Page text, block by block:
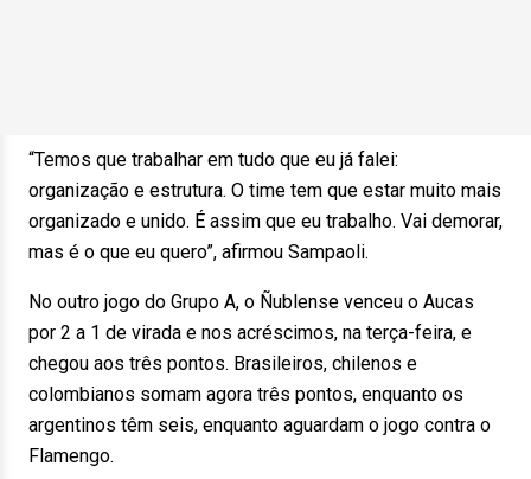
“Temos que trabalhar em tudo que eu já falei:
organização e estrutura. O time tem que estar muito mais
organizado e unido. É assim que eu trabalho. Vai demorar,
mas é o que eu quero”, afirmou Sampaoli.
No outro jogo do Grupo A, o Ñublense venceu o Aucas
por 2 a 1 de virada e nos acréscimos, na terça-feira, e
chegou aos três pontos. Brasileiros, chilenos e
colombianos somam agora três pontos, enquanto os
argentinos têm seis, enquanto aguardam o jogo contra o
Flamengo.